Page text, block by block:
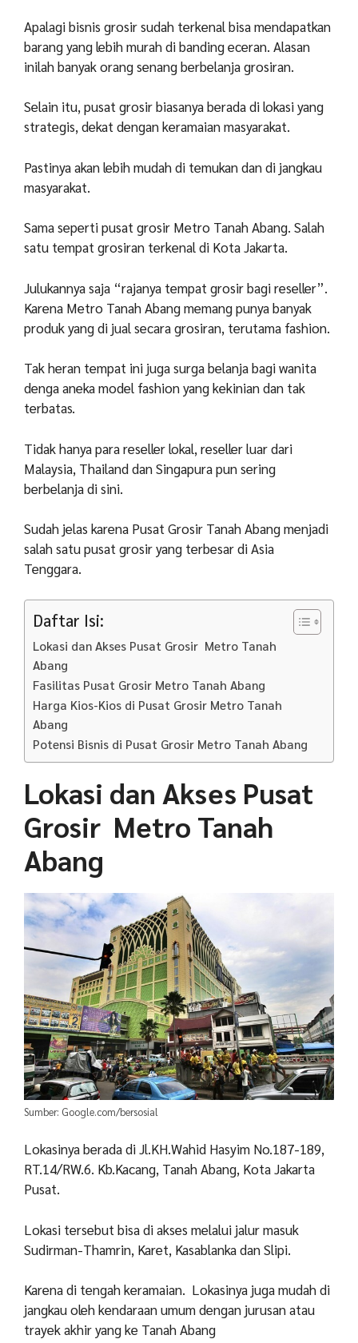
Apalagi bisnis grosir sudah terkenal bisa mendapatkan
barang yang lebih murah di banding eceran. Alasan
inilah banyak orang senang berbelanja grosiran.
Selain itu, pusat grosir biasanya berada di lokasi yang
strategis, dekat dengan keramaian masyarakat.
Pastinya akan lebih mudah di temukan dan di jangkau
masyarakat.
Sama seperti pusat grosir Metro Tanah Abang. Salah
satu tempat grosiran terkenal di Kota Jakarta.
Julukannya saja “rajanya tempat grosir bagi reseller”.
Karena Metro Tanah Abang memang punya banyak
produk yang di jual secara grosiran, terutama fashion.
Tak heran tempat ini juga surga belanja bagi wanita
denga aneka model fashion yang kekinian dan tak
terbatas.
Tidak hanya para reseller lokal, reseller luar dari
Malaysia, Thailand dan Singapura pun sering
berbelanja di sini.
Sudah jelas karena Pusat Grosir Tanah Abang menjadi
salah satu pusat grosir yang terbesar di Asia
Tenggara.
Daftar Isi:
Lokasi dan Akses Pusat Grosir Metro Tanah
Abang
Fasilitas Pusat Grosir Metro Tanah Abang
Harga Kios-Kios di Pusat Grosir Metro Tanah
Abang
Potensi Bisnis di Pusat Grosir Metro Tanah Abang
Lokasi dan Akses Pusat
Grosir Metro Tanah
Abang
Sumber: Google.com/bersosial
Lokasinya berada di Jl.KH.Wahid Hasyim No.187-189,
RT.14/RW.6. Kb.Kacang, Tanah Abang, Kota Jakarta
Pusat.
Lokasi tersebut bisa di akses melalui jalur masuk
Sudirman-Thamrin, Karet, Kasablanka dan Slipi.
Karena di tengah keramaian. Lokasinya juga mudah di
jangkau oleh kendaraan umum dengan jurusan atau
trayek akhir yang ke Tanah Abang